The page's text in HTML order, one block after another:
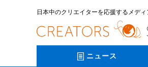
日本中のクリエイターを応援するメディ
ニュース